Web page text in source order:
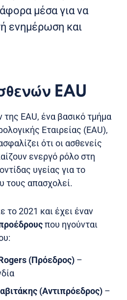
μέσα για να
ενημέρωση και
EAU
EAU, ένα βασικό τμήμα
Εταιρείας (EAU),
ότι οι ασθενείς
ενεργό ρόλο στη
υγείας για το
τους απασχολεί.
το 2021 και έχει έναν
που ηγούνται
(Πρόεδρος) –
(Αντιπρόεδρος) –